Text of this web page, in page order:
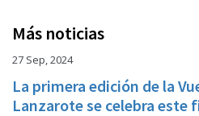
Más noticias
27 Sep, 2024
La primera edición de la
Lanzarote se celebra este